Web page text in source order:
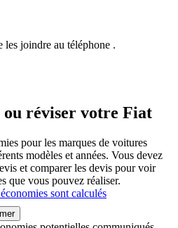
joindre au téléphone .
réviser votre Fiat
pour les marques de voitures
modèles et années. Vous devez
et comparer les devis pour voir
que vous pouvez réaliser.
sont calculés